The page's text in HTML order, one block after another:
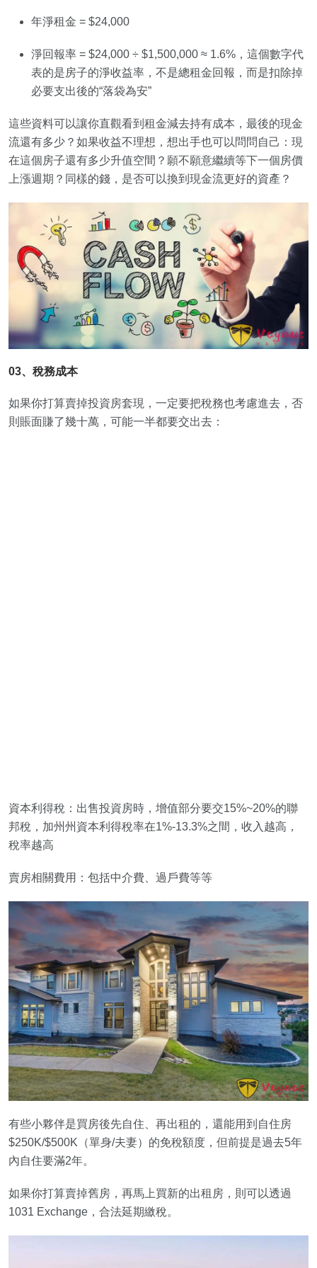
年淨租金 = $24,000
淨回報率 = $24,000 ÷ $1,500,000 ≈ 1.6%，這個數字代
表的是房子的淨收益率，不是總租金回報，而是扣除掉
必要支出後的“落袋為安”
這些資料可以讓你直觀看到租金減去持有成本，最後的現金
流還有多少？如果收益不理想，想出手也可以問問自己：現
在這個房子還有多少升值空間？願不願意繼續等下一個房價
上漲週期？同樣的錢，是否可以換到現金流更好的資產？
03、稅務成本
如果你打算賣掉投資房套現，一定要把稅務也考慮進去，否
則賬面賺了幾十萬，可能一半都要交出去：
資本利得稅：出售投資房時，增值部分要交15%~20%的聯
邦稅，加州州資本利得稅率在1%-13.3%之間，收入越高，
稅率越高
賣房相關費用：包括中介費、過戶費等等
有些小夥伴是買房後先自住、再出租的，還能用到自住房
$250K/$500K（單身/夫妻）的免稅額度，但前提是過去5年
內自住要滿2年。
如果你打算賣掉舊房，再馬上買新的出租房，則可以透過
1031 Exchange，合法延期繳稅。